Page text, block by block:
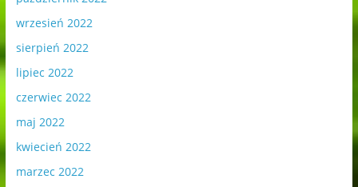
wrzesień 2022
sierpień 2022
lipiec 2022
czerwiec 2022
maj 2022
kwiecień 2022
marzec 2022